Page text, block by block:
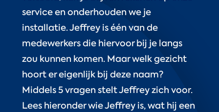
service en onderhouden we je
installatie. Jeffrey is één van de
medewerkers die hiervoor bij je langs
zou kunnen komen. Maar welk gezicht
hoort er eigenlijk bij deze naam?
Middels 5 vragen stelt Jeffrey zich voor.
Lees hieronder wie Jeffrey is, wat hij een